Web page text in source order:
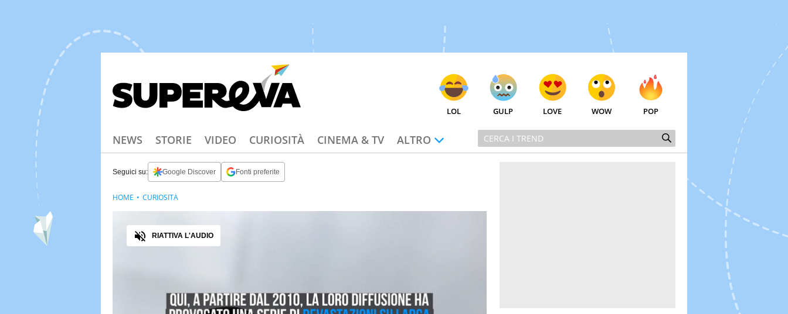
LOL GULP LOVE WOW POP
NEWS STORIE VIDEO CURIOSITÀ CINEMA & TV ALTRO
Seguici su: Google Discover Fonti preferite
Audio
RIATTIVA L'AUDIO
HOME CURIOSITÀ